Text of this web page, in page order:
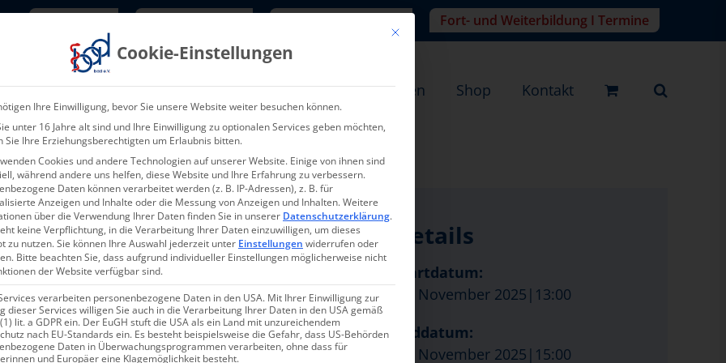
Fort- und Weiterbildung I Termine
Über uns Aktuelles & Presse Leistungen Shop Kontakt
Details
Startdatum:
17. November 2025|13:00
Enddatum:
17. November 2025|15:00
Mit diesem Button wird der Dialog geschlossen. Seine Funktionalität ist
Cookie-Einstellungen
Ihre Einwilligung, bevor Sie unsere Website weiter besuchen können.
unter 16 Jahre alt sind und Ihre Einwilligung zu optionalen Services geben möchten,
Sie Ihre Erziehungsberechtigten um Erlaubnis bitten.
Cookies und andere Technologien auf unserer Website. Einige von ihnen sind
während andere uns helfen, diese Website und Ihre Erfahrung zu verbessern.
Daten können verarbeitet werden (z. B. IP-Adressen), z. B. für
Anzeigen und Inhalte oder die Messung von Anzeigen und Inhalten.Weitere
über die Verwendung Ihrer Daten finden Sie in unserer Datenschutzerklärung.
keine Verpflichtung, in die Verarbeitung Ihrer Daten einzuwilligen, um dieses
zu nutzen.Sie können Ihre Auswahl jederzeit unter Einstellungen widerrufen oder
Bitte beachten Sie, dass aufgrund individueller Einstellungen möglicherweise nicht
der Website verfügbar sind.
verarbeiten personenbezogene Daten in den USA. Mit Ihrer Einwilligung zur
dieser Services willigen Sie auch in die Verarbeitung Ihrer Daten in den USA gemäß
lit. a GDPR ein. Der EuGH stuft die USA als ein Land mit unzureichendem
nach EU-Standards ein. Es besteht beispielsweise die Gefahr, dass US-Behörden
Daten in Überwachungsprogrammen verarbeiten, ohne dass für
und Europäer eine Klagemöglichkeit besteht.